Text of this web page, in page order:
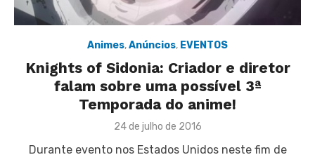
Animes,Anúncios, EVENTOS
Knights of Sidonia: Criador e diretor
falam sobre uma possível 3ª
Temporada do anime!
Posted
24 de julho de 2016
Durante evento nos Estados Unidos neste fim de